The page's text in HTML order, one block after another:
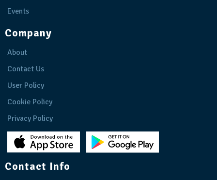
Events
Company
About
Contact Us
User Policy
Cookie Policy
Privacy Policy
Contact Info